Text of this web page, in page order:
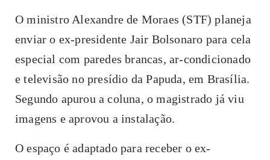
O ministro Alexandre de Moraes (STF) planeja
enviar o ex-presidente Jair Bolsonaro para cela
especial com paredes brancas, ar-condicionado
e televisão no presídio da Papuda, em Brasília.
Segundo apurou a coluna, o magistrado já viu
imagens e aprovou a instalação.
O espaço é adaptado para receber o ex-